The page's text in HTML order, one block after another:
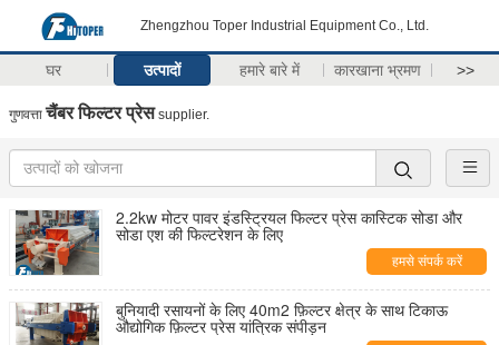
Zhengzhou Toper Industrial Equipment Co., Ltd.
घर उत्पादों हमारे बारे में कारखाना भ्रमण >>
गुणवत्ता चैंबर फिल्टर प्रेसsupplier.
2.2kw मोटर पावर इंडस्ट्रियल फिल्टर प्रेस कास्टिक सोडा और
सोडा एश की फिल्टरेशन के लिए
हमसे संपर्क करें
बुनियादी रसायनों के लिए 40m2 फ़िल्टर क्षेत्र के साथ टिकाऊ
औद्योगिक फ़िल्टर प्रेस यांत्रिक संपीड़न